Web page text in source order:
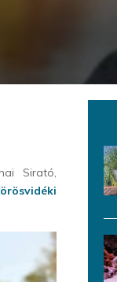
Sirató,